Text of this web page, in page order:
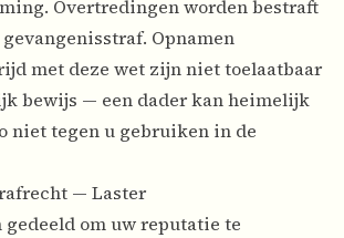
Overtredingen worden bestraft
gevangenisstraf. Opnamen
met deze wet zijn niet toelaatbaar
bewijs — een dader kan heimelijk
niet tegen u gebruiken in de
— Laster
om uw reputatie te